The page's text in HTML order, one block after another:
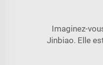
Imaginez-
Jinbiao. Elle